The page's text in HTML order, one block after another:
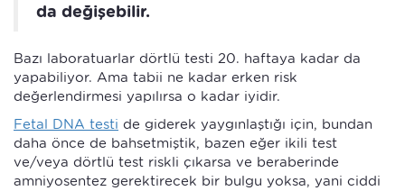
da değişebilir.
Bazı laboratuarlar dörtlü testi 20. haftaya kadar da
yapabiliyor. Ama tabii ne kadar erken risk
değerlendirmesi yapılırsa o kadar iyidir.
Fetal DNA testi de giderek yaygınlaştığı için, bundan
daha önce de bahsetmiştik, bazen eğer ikili test
ve/veya dörtlü test riskli çıkarsa ve beraberinde
amniyosentez gerektirecek bir bulgu yoksa, yani ciddi